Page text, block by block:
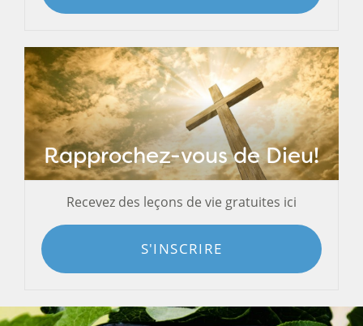
Rapprochez-vous de Dieu!
Recevez des leçons de vie gratuites ici
S'INSCRIRE